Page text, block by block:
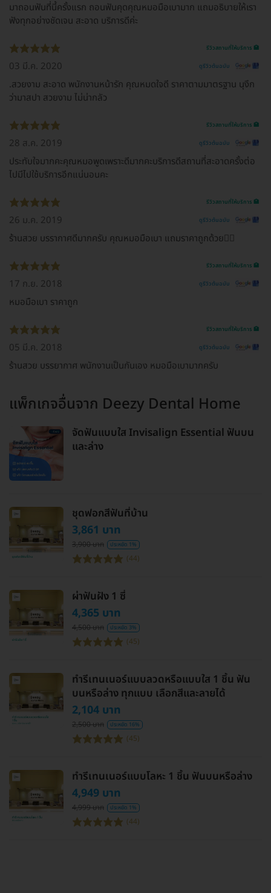
มาถอนฟันที่นี้ครั้งแรก ถอนฟันคุดคุณหมอมือเบามาก แถมอธิบายให้เรา
ฟังทุกอย่างชัดเจน สะอาด บริการดีค่ะ
รีวิวสถานที่ให้บริการ 🏥
03 มี.ค. 2020 ดูรีวิวต้นฉบับ
.สวยงาม สะอาด พนักงานหน้ารัก คุณหมดใจดี ราคาตามมาตรฐาน นุงึก
ว่ามาสปา สวยงาม ไม่น่ากลัว
รีวิวสถานที่ให้บริการ 🏥
28 ส.ค. 2019 ดูรีวิวต้นฉบับ
ประทับใจมากคะคุณหมอพูดเพราะดีมากคะบริการดีสถานที่สะอาดครั้งต่อ
ไปมีไปใช้บริการอีกแน่นอนคะ
รีวิวสถานที่ให้บริการ 🏥
26 ม.ค. 2019 ดูรีวิวต้นฉบับ
ร้านสวย บรรากาศดีมากครับ คุณหมอมือเบา แถมราคาถูกด้วย👍🏻
รีวิวสถานที่ให้บริการ 🏥
17 ก.ย. 2018 ดูรีวิวต้นฉบับ
หมอมือเบา ราคาถูก
รีวิวสถานที่ให้บริการ 🏥
05 มี.ค. 2018 ดูรีวิวต้นฉบับ
ร้านสวย บรรยากาศ พนักงานเป็นกันเอง หมอมือเบามากครับ
แพ็กเกจอื่นจาก Deezy Dental Home
จัดฟันแบบใส Invisalign Essential ฟันบน
และล่าง
ชุดฟอกสีฟันที่บ้าน
3,861 บาท
3,900 บาท ประหยัด 1%
(44)
ผ่าฟันฝัง 1 ซี่
4,365 บาท
4,500 บาท ประหยัด 3%
(45)
ทำรีเทนเนอร์แบบลวดหรือแบบใส 1 ชิ้น ฟัน
บนหรือล่าง ทุกแบบ เลือกสีและลายได้
2,104 บาท
2,500 บาท ประหยัด 16%
(45)
ทำรีเทนเนอร์แบบโลหะ 1 ชิ้น ฟันบนหรือล่าง
4,949 บาท
4,999 บาท ประหยัด 1%
(44)